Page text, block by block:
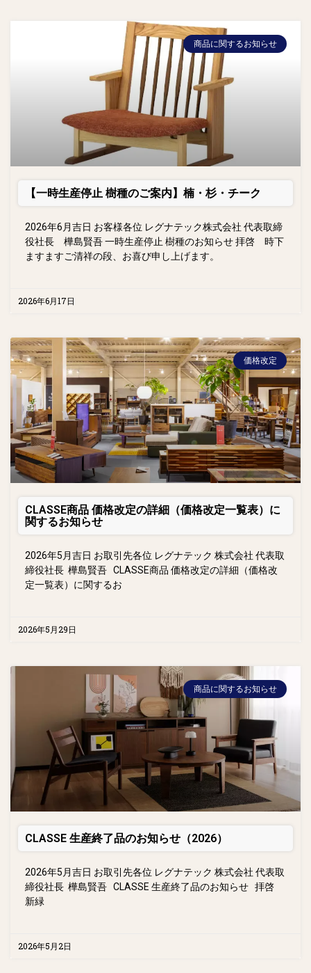
商品に関するお知らせ
【一時生産停止 樹種のご案内】楠・杉・チーク
2026年6月吉日 お客様各位 レグナテック株式会社 代表取締
役社長 樺島賢吾 一時生産停止 樹種のお知らせ 拝啓 時下
ますますご清祥の段、お喜び申し上げます。
2026年6月17日
価格改定
CLASSE商品 価格改定の詳細（価格改定一覧表）に
関するお知らせ
2026年5月吉日 お取引先各位 レグナテック 株式会社 代表取
締役社長 樺島賢吾 CLASSE商品 価格改定の詳細（価格改
定一覧表）に関するお
2026年5月29日
商品に関するお知らせ
CLASSE 生産終了品のお知らせ（2026）
2026年5月吉日 お取引先各位 レグナテック 株式会社 代表取
締役社長 樺島賢吾 CLASSE 生産終了品のお知らせ 拝啓
新緑
2026年5月2日